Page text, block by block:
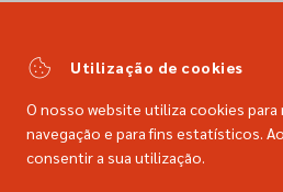
comercial@dimacer.com
Utilização de cookies
O nosso website utiliza cookies para
navegação e para fins estatísticos.
consentir a sua utilização.